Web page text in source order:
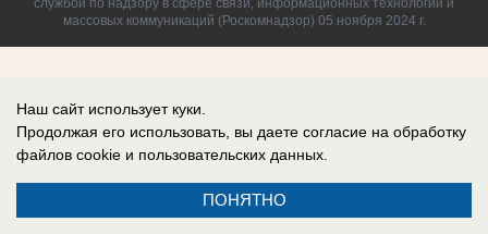
службой по надзору в сфере связи, информационных технологий и
массовых коммуникаций (Роскомнадзор) 05 ноября 2024 г.
Наш сайт использует куки.
Продолжая его использовать, вы даете согласие на обработку
файлов cookie и пользовательских данных.
ПОНЯТНО